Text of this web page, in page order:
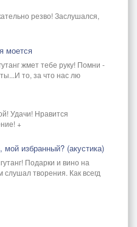
резво! Заслушался,
моется
жмет тебе руку! Помни -
то, за что нас лю
Удачи! Нравится
+
избранный? (акустика)
Подарки и вино на
слушал творения. Как всегд